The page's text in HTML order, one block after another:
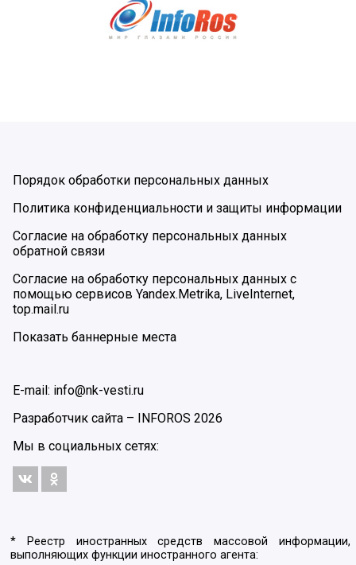
Порядок обработки персональных данных
Политика конфиденциальности и защиты информации
Согласие на обработку персональных данных
обратной связи
Согласие на обработку персональных данных с
помощью сервисов Yandex.Metrika, LiveInternet,
top.mail.ru
Показать баннерные места
E-mail: info@nk-vesti.ru
Разработчик сайта –
INFOROS 2026
Мы в социальных сетях:
* Реестр иностранных средств массовой информации,
выполняющих функции иностранного агента: